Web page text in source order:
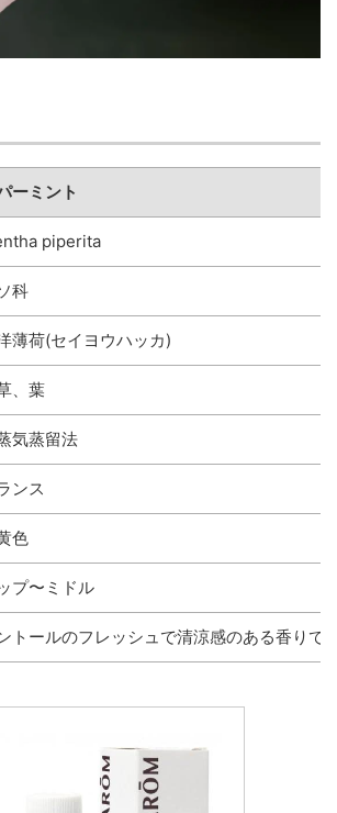
ーミント
piperita
科
薄荷(セイヨウハッカ)
、葉
気蒸留法
ンス
色
プ〜ミドル
トールのフレッシュで清涼感のある香りで